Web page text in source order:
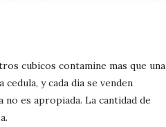
cubicos contamine mas que una
y cada dia se venden
es apropiada. La cantidad de